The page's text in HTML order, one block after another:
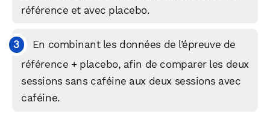
référence et avec placebo.
En combinant les données de l’épreuve de
référence + placebo, afin de comparer les deux
sessions sans caféine aux deux sessions avec
caféine.